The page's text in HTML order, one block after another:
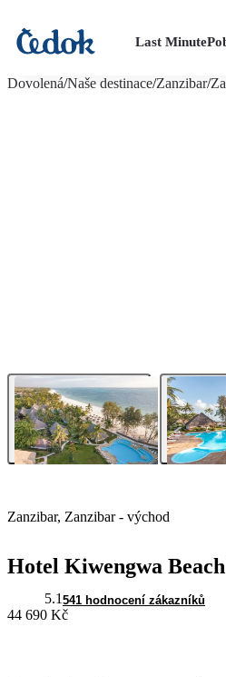
Last Minute
Dovolená/Naše destinace/Zanzibar/
Zanzibar, Zanzibar - východ
Hotel Kiwengwa
5.1 541 hodnocení zákazníků
44 690 Kč